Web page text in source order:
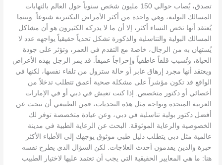
تصدق، يُصاب حوالي 150 مليون شخص سنوياً حول العالم بالتهابات
المسالك البولية، وهي واحدة من أكثر الأمراض البكتيرية شيوعاً. وبينما
يُعتقد أنها تخص النساء أكثر، إلا أن ما لا يدركه الكثيرون هو أن مشاكل
المسالك البولية والتناسلية والذكورة تشكل تحدياً حقيقياً يواجهه عدد لا
يُستهان به من الرجال، خاصة مع التقدم في العمر، وتؤثر على جودة
الحياة، وتُسبب قلقاً عاطفياً وإحراجاً عميقاً. قد يمر الرجل بهذه الأعراض
ويعتقد أنها مجرد إرهاق عابر أو حالة ستزول من تلقاء نفسها، لكنها في
الواقع قد تكون مؤشراً على مشكلة صحية أعمق تتطلب تدخلاً من
أخصائي أو دكتور متخصص. إذا كنت تعيش في دبي أو في الإمارات
العربية المتحدة وتواجه مثل هذه التحديات، فمن الطبيعي أن تبحث عن
أفضل دكتور بولية تناسلية في دبي، وعن عيادة متخصصة توفر لك
الخصوصية والرعاية الموثوقة. البحث عن الرعاية الطبية في مدينة
عالمية مثل دبي يتطلب دليل طبي موثوق يوجهك إلى الأطباء الأكثر
خبرة والذين يقدمون أحدث العلاجات. لكن السؤال الذي يطرح نفسه
هنا: ما هي المعايير الحقيقية التي يجب أن تعتمد عليها لاختيار الطبيب